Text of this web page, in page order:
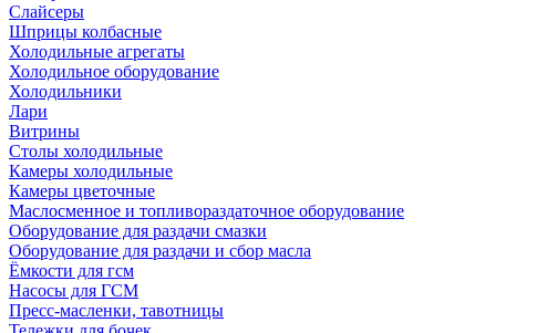
Слайсеры
Шприцы колбасные
Холодильные агрегаты
Холодильное оборудование
Холодильники
Лари
Витрины
Столы холодильные
Камеры холодильные
Камеры цветочные
Маслосменное и топливораздаточное оборудование
Оборудование для раздачи смазки
Оборудование для раздачи и сбор масла
Ёмкости для гсм
Насосы для ГСМ
Пресс-масленки, тавотницы